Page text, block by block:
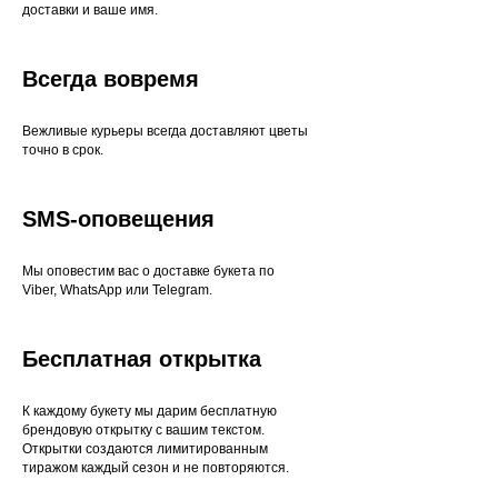
доставки и ваше имя.
Всегда вовремя
Вежливые курьеры всегда доставляют цветы
точно в срок.
SMS-оповещения
Мы оповестим вас о доставке букета по
Viber, WhatsApp или Telegram.
Бесплатная открытка
К каждому букету мы дарим бесплатную
брендовую открытку с вашим текстом.
Открытки создаются лимитированным
тиражом каждый сезон и не повторяются.